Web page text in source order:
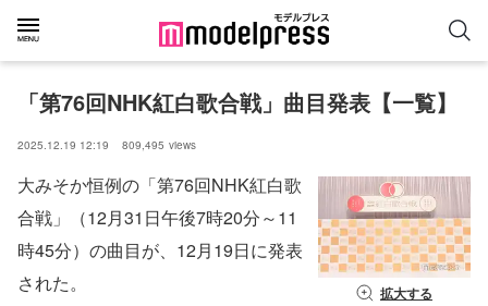
「第76回NHK紅白歌合戦」曲目発表【一覧】
2025.12.19 12:19 809,495 views
拡大する
大みそか恒例の「第76回NHK紅白歌
合戦」（12月31日午後7時20分～11
時45分）の曲目が、12月19日に発表
された。